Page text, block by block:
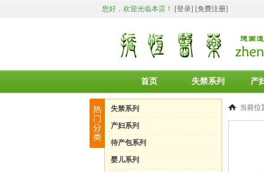
您好，欢迎光临本店！ [登录] [免费注册]
首页 失禁系列 产
失禁系列
产妇系列
待产包系列
婴儿系列
当前位